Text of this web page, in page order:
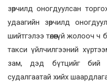
зөрчилд оногдуулсан
удаагийн зөрчилд
шийтгэлээ төлөөгүй жолооч ч
такси үйлчилгээний
зам, дэд бүтцийг бий
судалгаатай хийх